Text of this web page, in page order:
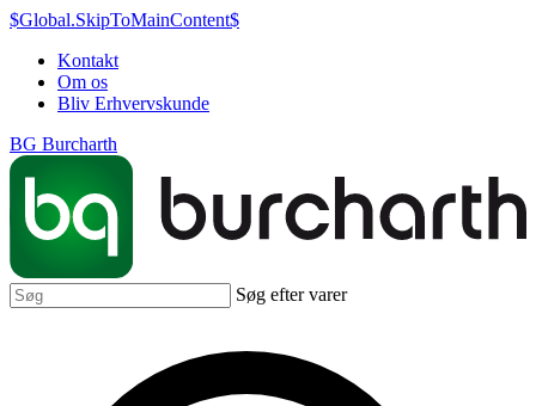
$Global.SkipToMainContent$
Kontakt
Om os
Bliv Erhvervskunde
BG Burcharth
Søg efter varer